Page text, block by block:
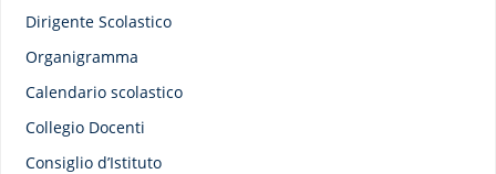
Dirigente Scolastico
Organigramma
Calendario scolastico
Collegio Docenti
Consiglio d’Istituto